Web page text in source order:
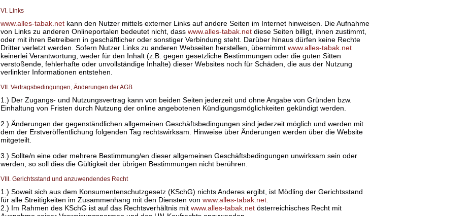
VI. Links
www.alles-tabak.net kann den Nutzer mittels externer Links auf andere Seiten im Internet hinweisen. Die Aufnahme
von Links zu anderen Onlineportalen bedeutet nicht, dass www.alles-tabak.net diese Seiten billigt, ihnen zustimmt,
oder mit ihren Betreibern in geschäftlicher oder sonstiger Verbindung steht. Darüber hinaus dürfen keine Rechte
Dritter verletzt werden. Sofern Nutzer Links zu anderen Webseiten herstellen, übernimmt www.alles-tabak.net
keinerlei Verantwortung, weder für den Inhalt (z.B. gegen gesetzliche Bestimmungen oder die guten Sitten
verstoßende, fehlerhafte oder unvollständige Inhalte) dieser Websites noch für Schäden, die aus der Nutzung
verlinkter Informationen entstehen.
VII. Vertragsbedingungen, Änderungen der AGB
1.) Der Zugangs- und Nutzungsvertrag kann von beiden Seiten jederzeit und ohne Angabe von Gründen bzw.
Einhaltung von Fristen durch Nutzung der online angebotenen Kündigungsmöglichkeiten gekündigt werden.
2.) Änderungen der gegenständlichen allgemeinen Geschäftsbedingungen sind jederzeit möglich und werden mit
dem der Erstveröffentlichung folgenden Tag rechtswirksam. Hinweise über Änderungen werden über die Website
mitgeteilt.
3.) Sollte/n eine oder mehrere Bestimmung/en dieser allgemeinen Geschäftsbedingungen unwirksam sein oder
werden, so soll dies die Gültigkeit der übrigen Bestimmungen nicht berühren.
VIII. Gerichtsstand und anzuwendendes Recht
1.) Soweit sich aus dem Konsumentenschutzgesetz (KSchG) nichts Anderes ergibt, ist Mödling der Gerichtsstand
für alle Streitigkeiten im Zusammenhang mit den Diensten von www.alles-tabak.net
2.) Im Rahmen des KSchG ist auf das Rechtsverhältnis mit www.alles-tabak.net österreichisches Recht mit